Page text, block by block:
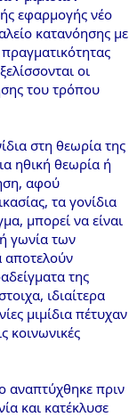
εφαρμογής νέο
κατανόησης με
οι
του τρόπου
στη θεωρία της
ηθική θεωρία ή
αφού
τα γονίδια
μπορεί να είναι
γωνία των
αποτελούν
της
ιδιαίτερα
μιμίδια πέτυχαν
κοινωνικές
αναπτύχθηκε πριν
και κατέκλυσε